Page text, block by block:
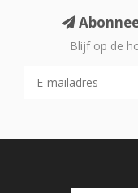
Blijf op de